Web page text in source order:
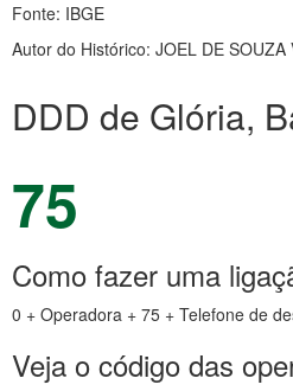
Fonte: IBGE
Autor do Histórico: JOEL DE SOUZA
DDD de Glória,
75
Como fazer uma
0 + Operadora + 75 + Telefone de
Veja o código das